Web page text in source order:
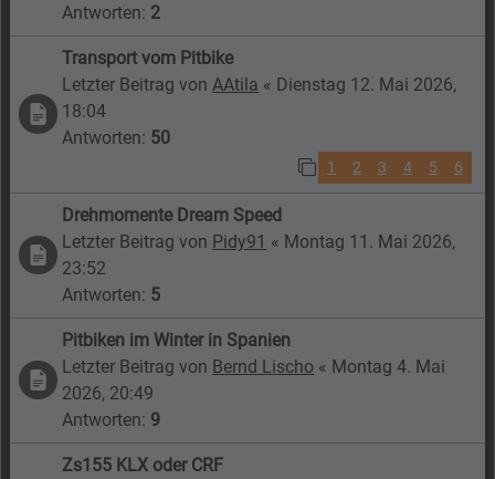
Antworten: 2
Transport vom Pitbike
Letzter Beitrag von AAtila « Dienstag 12. Mai 2026,
18:04
Antworten: 50
1 2 3 4 5 6
Drehmomente Dream Speed
Letzter Beitrag von Pidy91 « Montag 11. Mai 2026,
23:52
Antworten: 5
Pitbiken im Winter in Spanien
Letzter Beitrag von Bernd Lischo « Montag 4. Mai
2026, 20:49
Antworten: 9
Zs155 KLX oder CRF